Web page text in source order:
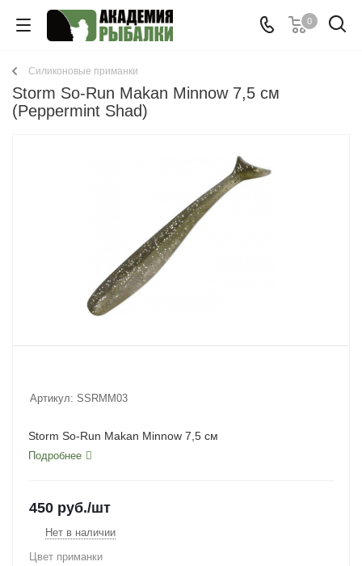
0
Cиликоновые приманки
Storm So-Run Makan Minnow 7,5 см
(Peppermint Shad)
Артикул: SSRMM03
Storm So-Run Makan Minnow 7,5 см
Подробнее
450 руб./шт
Нет в наличии
Цвет приманки